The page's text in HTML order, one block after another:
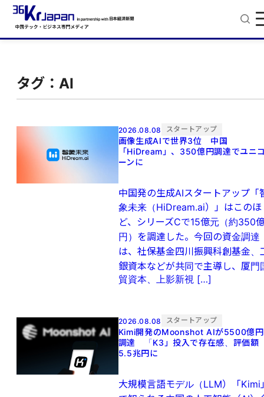
タグ：AI
2026.08.08 スタートアップ
画像生成AIで世界3位 中国
「HiDream」、350億円調達でユニ
ーンに
中国発の生成AIスタートアップ「
象未来（HiDream.ai）」はこのほ
ど、シリーズCで15億元（約350
円）を調達した。今回の資金調達
は、社保基金四川振興科創基金、
銀資本などが共同で主導し、厦門
貿資本、上影新視 […]
2026.08.08 スタートアップ
Kimi開発のMoonshot AIが5500億円
調達 「K3」投入で存在感、評価額
5.5兆円に
大規模言語モデル（LLM）「Kimi